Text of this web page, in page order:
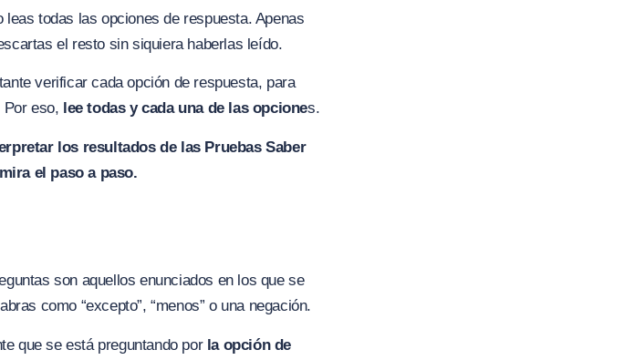
todas las opciones de respuesta. Apenas
el resto sin siquiera haberlas leído.
verificar cada opción de respuesta, para
eso, lee todas y cada una de las opciones.
los resultados de las Pruebas Saber
el paso a paso.
son aquellos enunciados en los que se
como “excepto”, “menos” o una negación.
que se está preguntando por la opción de